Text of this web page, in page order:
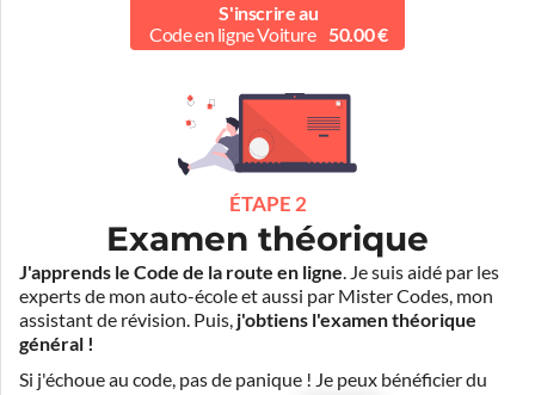
S'inscrire au
Code en ligne Voiture 50.00 €
ÉTAPE 2
Examen théorique
J'apprends le Code de la route en ligne. Je suis aidé par les
experts de mon auto-école et aussi par Mister Codes, mon
assistant de révision. Puis, j'obtiens l'examen théorique
général !
Si j'échoue au code, pas de panique ! Je peux bénéficier du